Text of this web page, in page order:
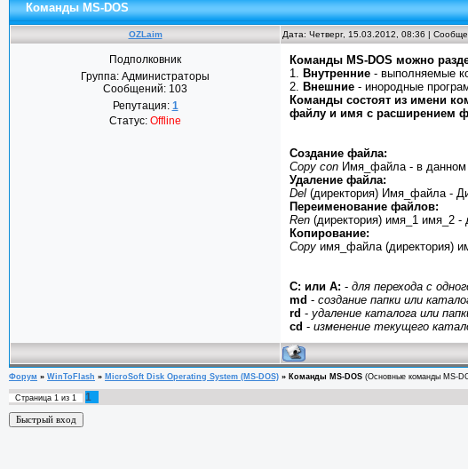
Команды MS-DOS
OZLaim Дата: Четверг, 15.03.2012, 08:36 |
Подполковник
Группа: Администраторы
Сообщений: 103
Репутация: 1
Статус: Offline
Команды MS-DOS можно
1. Внутренние - выполняемые
2. Внешние - инородные
Команды состоят из имени
файлу и имя с расширением
Создание файла:
Copy con Имя_файла - в данном
Удаление файла:
Del (директория) Имя_файла -
Переименование файлов:
Ren (директория) имя_1 имя_2 -
Копирование:
Copy имя_файла (директория)
C: или A: - для перехода с
md - создание папки или
rd - удаление каталога или
cd - изменение текущего
Форум » WinToFlash » MicroSoft Disk Operating System (MS-DOS) » Команды MS-DOS (Основные команды MS-
Страница 1 из 1
1